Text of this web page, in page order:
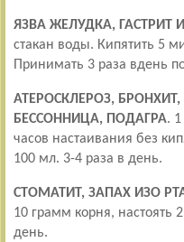
ЯЗВА ЖЕЛУДКА, ГАСТРИТ
стакан воды. Кипятить 5
Принимать 3 раза вдень
АТЕРОСКЛЕРОЗ,
БЕССОННИЦА, ПОДАГРА.
часов настаивания без
100 мл. 3-4 раза в день.
СТОМАТИТ, ЗАПАХ ИЗО
10 грамм корня, настоять
день.